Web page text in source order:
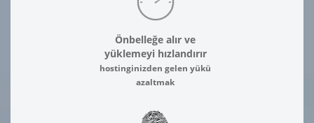
Önbelleğe alır ve
yüklemeyi hızlandırır
hostinginizden gelen yükü
azaltmak